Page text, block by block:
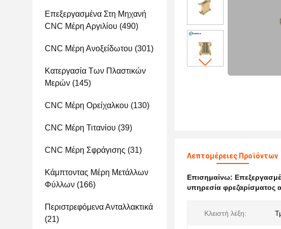
Επεξεργασμένα Στη Μηχανή
CNC Μέρη Αργιλίου (490)
CNC Μέρη Ανοξείδωτου (301)
Κατεργασία Των Πλαστικών
Μερών (145)
CNC Μέρη Ορείχαλκου (130)
CNC Μέρη Τιτανίου (39)
CNC Μέρη Σφράγισης (31)
Κάμπτοντας Μέρη Μετάλλων
Φύλλων (166)
Περιστρεφόμενα Ανταλλακτικά
(21)
Λεπτομέρειες Προϊόντων
Επισημαίνω:
υπηρεσία φρεζαρίσματος
Κλειστή λέξη: